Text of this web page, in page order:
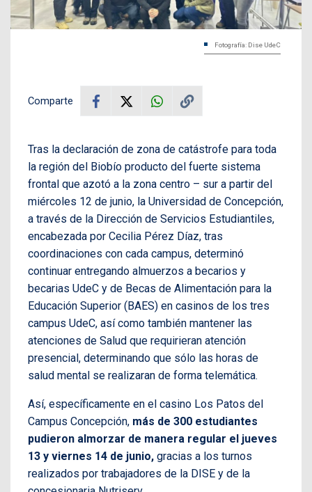
Fotografía: Dise UdeC
Comparte
Tras la declaración de zona de catástrofe para toda
la región del Biobío producto del fuerte sistema
frontal que azotó a la zona centro – sur a partir del
miércoles 12 de junio, la Universidad de Concepción,
a través de la Dirección de Servicios Estudiantiles,
encabezada por Cecilia Pérez Díaz, tras
coordinaciones con cada campus, determinó
continuar entregando almuerzos a becarios y
becarias UdeC y de Becas de Alimentación para la
Educación Superior (BAES) en casinos de los tres
campus UdeC, así como también mantener las
atenciones de Salud que requirieran atención
presencial, determinando que sólo las horas de
salud mental se realizaran de forma telemática.
Así, específicamente en el casino Los Patos del
Campus Concepción, más de 300 estudiantes
pudieron almorzar de manera regular el jueves
13 y viernes 14 de junio, gracias a los turnos
realizados por trabajadores de la DISE y de la